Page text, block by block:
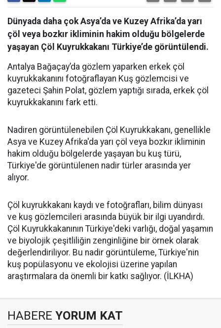
Dünyada daha çok Asya’da ve Kuzey Afrika’da yarı
çöl veya bozkır ikliminin hakim olduğu bölgelerde
yaşayan Çöl Kuyrukkakanı Türkiye’de görüntülendi.
Antalya Bağaçay’da gözlem yaparken erkek çöl
kuyrukkakanını fotoğraflayan Kuş gözlemcisi ve
gazeteci Şahin Polat, gözlem yaptığı sırada, erkek çöl
kuyrukkakanını fark etti.
Nadiren görüntülenebilen Çöl Kuyrukkakanı, genellikle
Asya ve Kuzey Afrika'da yarı çöl veya bozkır ikliminin
hakim olduğu bölgelerde yaşayan bu kuş türü,
Türkiye'de görüntülenen nadir türler arasında yer
alıyor.
Çöl kuyrukkakanı kaydı ve fotoğrafları, bilim dünyası
ve kuş gözlemcileri arasında büyük bir ilgi uyandırdı.
Çöl Kuyrukkakanının Türkiye'deki varlığı, doğal yaşamın
ve biyolojik çeşitliliğin zenginliğine bir örnek olarak
değerlendiriliyor. Bu nadir görüntüleme, Türkiye'nin
kuş popülasyonu ve ekolojisi üzerine yapılan
araştırmalara da önemli bir katkı sağlıyor. (İLKHA)
HABERE YORUM KAT